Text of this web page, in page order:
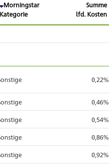
Morningstar
Kategorie
Summe
lfd. Kosten
0,22%
0,46%
0,54%
0,86%
0,92%